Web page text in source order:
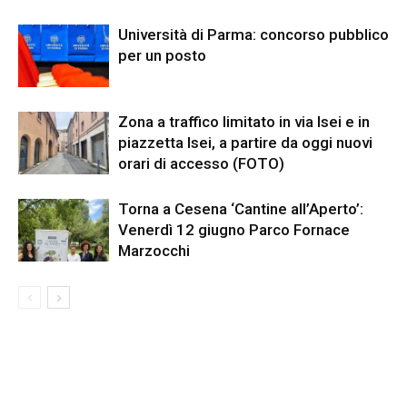
Università di Parma: concorso pubblico
per un posto
Zona a traffico limitato in via Isei e in
piazzetta Isei, a partire da oggi nuovi
orari di accesso (FOTO)
Torna a Cesena ‘Cantine all’Aperto’:
Venerdì 12 giugno Parco Fornace
Marzocchi